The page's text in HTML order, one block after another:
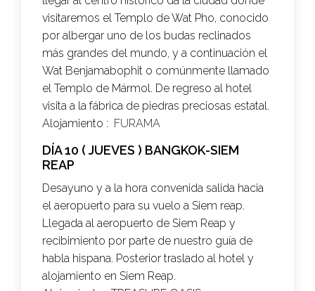
visitaremos el Templo de Wat Pho, conocido
por albergar uno de los budas reclinados
más grandes del mundo, y a continuación el
Wat Benjamabophit o comúnmente llamado
el Templo de Mármol. De regreso al hotel
visita a la fábrica de piedras preciosas estatal.
Alojamiento : FURAMA
DÍA 10 ( JUEVES ) BANGKOK-SIEM
REAP
Desayuno y a la hora convenida salida hacia
el aeropuerto para su vuelo a Siem reap.
Llegada al aeropuerto de Siem Reap y
recibimiento por parte de nuestro guía de
habla hispana. Posterior traslado al hotel y
alojamiento en Siem Reap.